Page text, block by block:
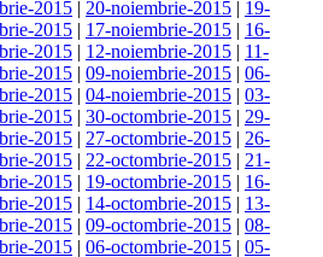
2015 | 20-noiembrie-2015 | 19-
2015 | 17-noiembrie-2015 | 16-
2015 | 12-noiembrie-2015 | 11-
2015 | 09-noiembrie-2015 | 06-
2015 | 04-noiembrie-2015 | 03-
2015 | 30-octombrie-2015 | 29-
2015 | 27-octombrie-2015 | 26-
2015 | 22-octombrie-2015 | 21-
2015 | 19-octombrie-2015 | 16-
2015 | 14-octombrie-2015 | 13-
2015 | 09-octombrie-2015 | 08-
2015 | 06-octombrie-2015 | 05-